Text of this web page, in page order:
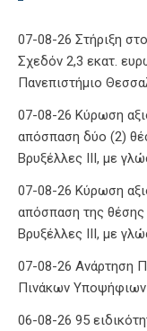
07-08-26 Στήριξη
Σχεδόν 2,3 εκατ.
Πανεπιστήμιο
07-08-26 Κύρωση
απόσπαση δύο (2)
Βρυξέλλες ΙΙΙ, με
07-08-26 Κύρωση
απόσπαση της
Βρυξέλλες ΙΙΙ, με
07-08-26 Ανάρτηση
Πινάκων
06-08-26 95